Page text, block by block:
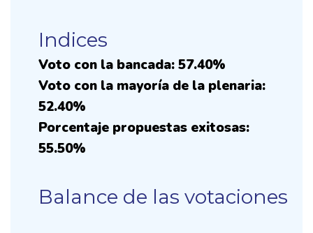
Indices
Voto con la bancada: 57.40%
Voto con la mayoría de la plenaria:
52.40%
Porcentaje propuestas exitosas:
55.50%
Balance de las votaciones